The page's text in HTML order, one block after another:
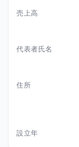
売上高
代表者氏名
住所
設立年